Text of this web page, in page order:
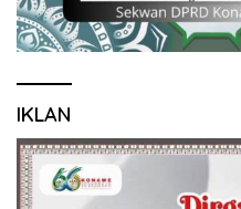
IKLAN